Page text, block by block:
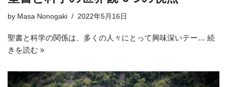
by Masa Nonogaki 2022年5月16日
聖書と科学の関係は、多くの人々にとって興味深いテー… 続
きを読む »